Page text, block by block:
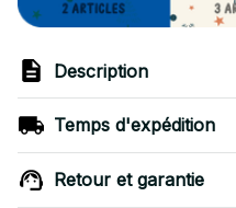
Description
Temps d'expédition
Retour et garantie